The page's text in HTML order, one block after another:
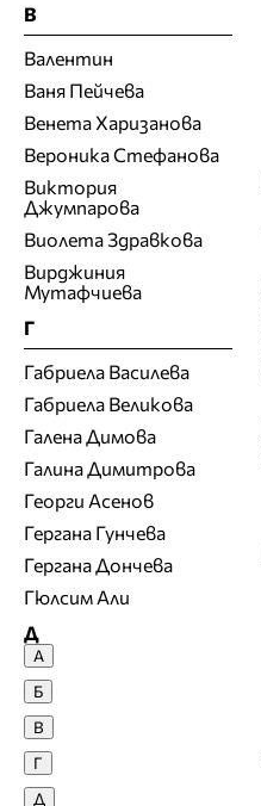
В
Валентин
Ваня Пейчева
Венета Харизанова
Вероника Стефанова
Виктория
Джумпарова
Виолета Здравкова
Вирджиния
Мутафчиева
Г
Габриела Василева
Габриела Великова
Галена Димова
Галина Димитрова
Георги Асенов
Гергана Гунчева
Гергана Дончева
Гюлсим Али
Д
Денислава Сашова
Десислава Денчева
Десислава Николова
Десислава Панчева
А
Б
В
Г
Д